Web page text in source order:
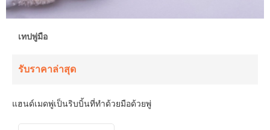
เทปพู่มือ
รับราคาล่าสุด
แฮนด์เมดพู่เป็นริบบิ้นที่ทำด้วยมือด้วยพู่